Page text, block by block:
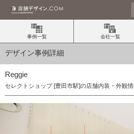
事例一覧 会社一覧
デザイン事例詳細
Reggie
セレクトショップ [豊田市駅]の店舗内装・外観